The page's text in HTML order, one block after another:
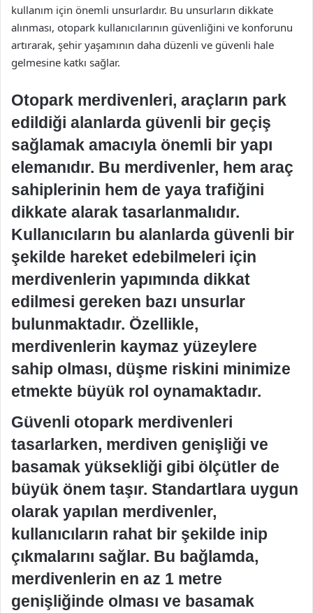
kullanım için önemli unsurlardır. Bu unsurların dikkate
alınması, otopark kullanıcılarının güvenliğini ve konforunu
artırarak, şehir yaşamının daha düzenli ve güvenli hale
gelmesine katkı sağlar.
Otopark merdivenleri, araçların park
edildiği alanlarda güvenli bir geçiş
sağlamak amacıyla önemli bir yapı
elemanıdır. Bu merdivenler, hem araç
sahiplerinin hem de yaya trafiğini
dikkate alarak tasarlanmalıdır.
Kullanıcıların bu alanlarda güvenli bir
şekilde hareket edebilmeleri için
merdivenlerin yapımında dikkat
edilmesi gereken bazı unsurlar
bulunmaktadır. Özellikle,
merdivenlerin kaymaz yüzeylere
sahip olması, düşme riskini minimize
etmekte büyük rol oynamaktadır.
Güvenli otopark merdivenleri
tasarlarken, merdiven genişliği ve
basamak yüksekliği gibi ölçütler de
büyük önem taşır. Standartlara uygun
olarak yapılan merdivenler,
kullanıcıların rahat bir şekilde inip
çıkmalarını sağlar. Bu bağlamda,
merdivenlerin en az 1 metre
genişliğinde olması ve basamak